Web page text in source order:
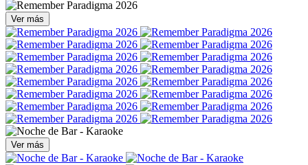
Ver más
Ver más